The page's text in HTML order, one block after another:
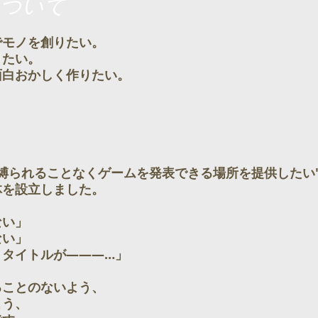
ノを創りたい。
い。
おかしく作りたい。
られることなくゲームを発表できる場所を提供した
設立しました。
」
」
タイトルが―――…」
とのないよう、
、